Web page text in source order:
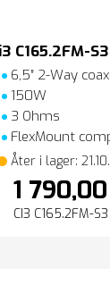
C165.2FM-
6,5″ 2-Way
150W
3 Ohms
FlexMount
Åter i lager:
1
CI3 C165.2FM-